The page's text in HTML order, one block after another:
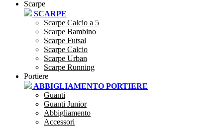
Scarpe
SCARPE
Scarpe Calcio a 5
Scarpe Bambino
Scarpe Futsal
Scarpe Calcio
Scarpe Urban
Scarpe Running
Portiere
ABBIGLIAMENTO PORTIERE
Guanti
Guanti Junior
Abbigliamento
Accessori